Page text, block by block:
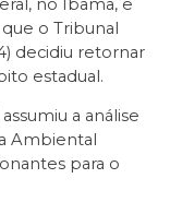
no Ibama, e
o Tribunal
decidiu retornar
estadual.
assumiu a análise
Ambiental
para o